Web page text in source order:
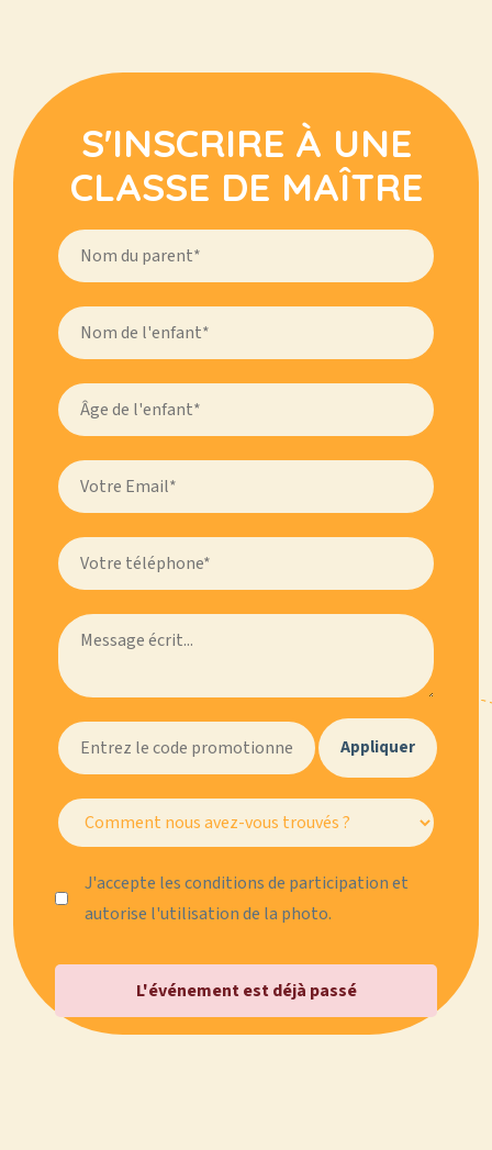
S'INSCRIRE À UNE
CLASSE DE MAÎTRE
Appliquer
J'accepte les conditions de participation et
autorise l'utilisation de la photo.
L'événement est déjà passé